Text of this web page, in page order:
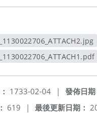
另開新視窗
發佈日期
1733-02-04
|
最後更新日期：
619 |